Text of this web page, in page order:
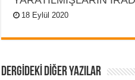
18 Eylül 2020
DERGİDEKİ DİĞER YAZILAR